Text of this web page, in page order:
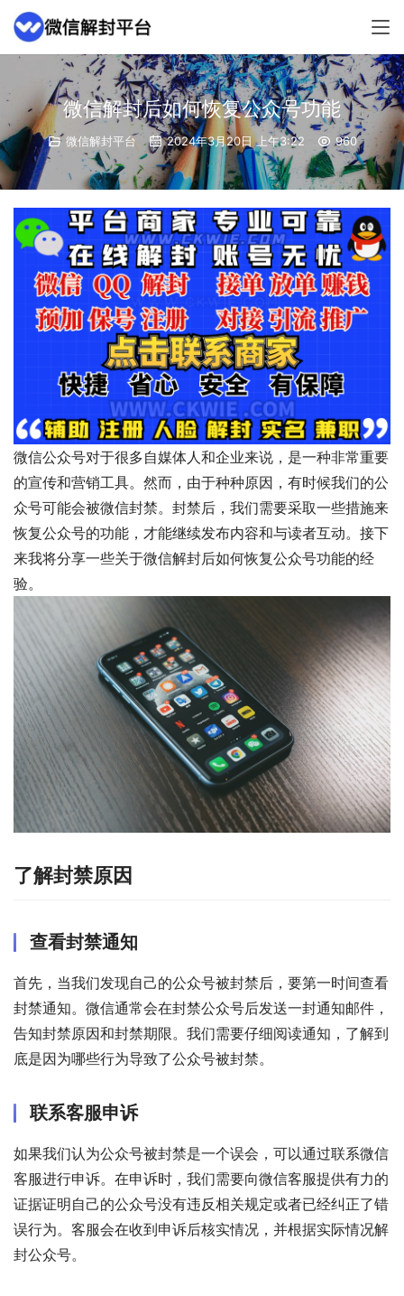
微信解封后如何恢复公众号功能
微信解封平台 2024年3月20日 上午3:22 960
微信公众号对于很多自媒体人和企业来说，是一种非常重要
的宣传和营销工具。然而，由于种种原因，有时候我们的公
众号可能会被微信封禁。封禁后，我们需要采取一些措施来
恢复公众号的功能，才能继续发布内容和与读者互动。接下
来我将分享一些关于微信解封后如何恢复公众号功能的经
验。
了解封禁原因
查看封禁通知
首先，当我们发现自己的公众号被封禁后，要第一时间查看
封禁通知。微信通常会在封禁公众号后发送一封通知邮件，
告知封禁原因和封禁期限。我们需要仔细阅读通知，了解到
底是因为哪些行为导致了公众号被封禁。
联系客服申诉
如果我们认为公众号被封禁是一个误会，可以通过联系微信
客服进行申诉。在申诉时，我们需要向微信客服提供有力的
证据证明自己的公众号没有违反相关规定或者已经纠正了错
误行为。客服会在收到申诉后核实情况，并根据实际情况解
封公众号。